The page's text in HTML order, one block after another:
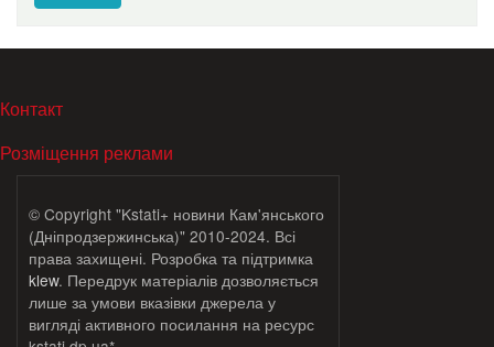
МЕНЮ В ПОДВАЛЕ
Контакт
Розміщення реклами
© Copyright "Kstati+ новини Кам'янського
(Дніпродзержинська)" 2010-2024. Всі
права захищені. Розробка та підтримка
klew. Передрук матеріалів дозволяється
лише за умови вказівки джерела у
вигляді активного посилання на ресурс